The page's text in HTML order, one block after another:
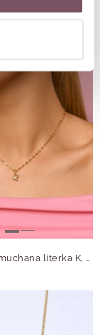
Naszyjnik dmuchana literka K, złoty S305740Z00